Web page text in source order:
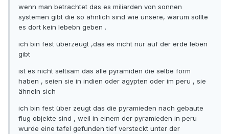
wenn man betrachtet das es miliarden von sonnen
systemen gibt die so ähnlich sind wie unsere, warum sollte
es dort kein lebebn geben .
ich bin fest überzeugt ,das es nicht nur auf der erde leben
gibt
ist es nicht seltsam das alle pyramiden die selbe form
haben , seien sie in indien oder agypten oder im peru , sie
ähneln sich
ich bin fest über zeugt das die pyramieden nach gebaute
flug objekte sind , weil in einem der pyramieden in peru
wurde eine tafel gefunden tief versteckt unter der